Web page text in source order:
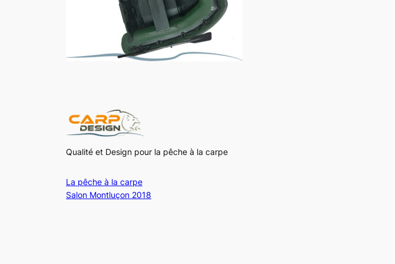
Qualité et Design pour la pêche à la carpe
La pêche à la carpe
Salon Montluçon 2018